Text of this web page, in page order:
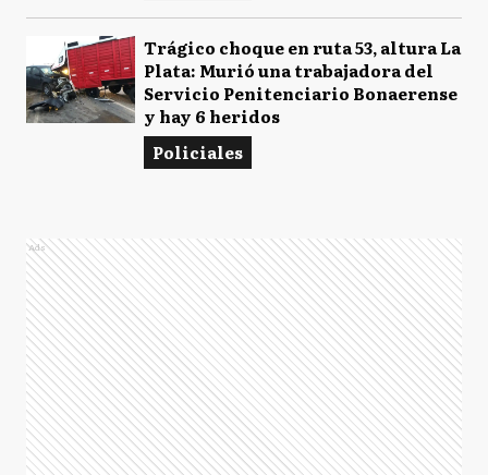
Trágico choque en ruta 53, altura La
Plata: Murió una trabajadora del
Servicio Penitenciario Bonaerense
y hay 6 heridos
Policiales
Ads